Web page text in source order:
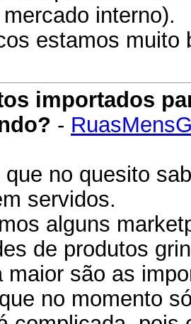
interno).
estamos muito
importados
-
que no quesito
servidos.
alguns
de produtos
maior são as
no momento